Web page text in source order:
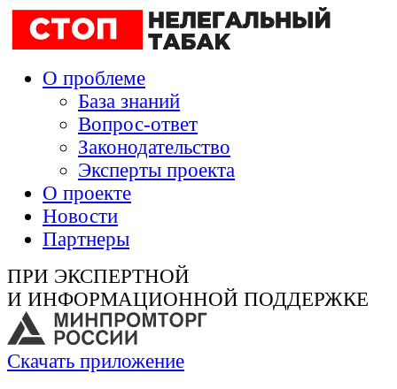
О проблеме
База знаний
Вопрос-ответ
Законодательство
Эксперты проекта
О проекте
Новости
Партнеры
ПРИ ЭКСПЕРТНОЙ
И ИНФОРМАЦИОННОЙ ПОДДЕРЖКЕ
Скачать приложение